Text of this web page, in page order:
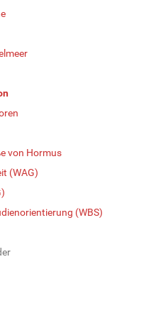
von Hormus
(WAG)
(WBS)